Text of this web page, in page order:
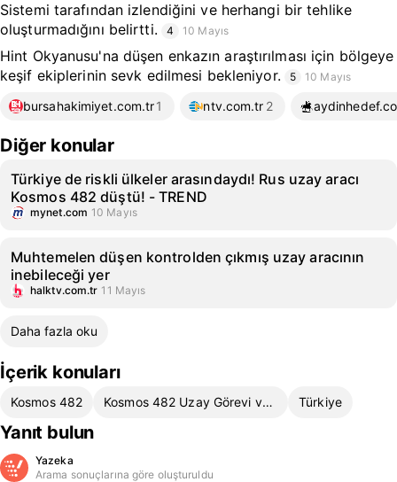
Sistemi tarafından izlendiğini ve herhangi bir tehlike
oluşturmadığını belirtti.
4 10 Mayıs
Hint Okyanusu'na düşen enkazın araştırılması için bölgeye
keşif ekiplerinin sevk edilmesi bekleniyor.
5 10 Mayıs
bursahakimiyet.com.tr1 ntv.com.tr 2
Diğer konular
Türkiye de riskli ülkeler arasındaydı! Rus uzay aracı
Kosmos 482 düştü! - TREND
mynet.com 10 Mayıs
Muhtemelen düşen kontrolden çıkmış uzay aracının
inebileceği yer
halktv.com.tr 11 Mayıs
Daha fazla oku
İçerik konuları
Kosmos 482 Kosmos 482 Uzay Görevi ve Düşüşü Türkiye
Yanıt bulun
Yazeka
Arama sonuçlarına göre oluşturuldu